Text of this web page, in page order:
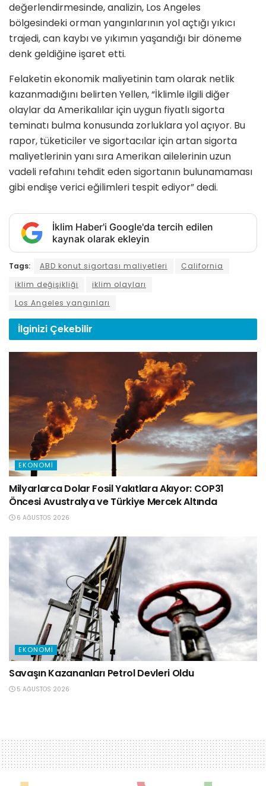
değerlendirmesinde, analizin, Los Angeles
bölgesindeki orman yangınlarının yol açtığı yıkıcı
trajedi, can kaybı ve yıkımın yaşandığı bir döneme
denk geldiğine işaret etti.
Felaketin ekonomik maliyetinin tam olarak netlik
kazanmadığını belirten Yellen, “İklimle ilgili diğer
olaylar da Amerikalılar için uygun fiyatlı sigorta
teminatı bulma konusunda zorluklara yol açıyor. Bu
rapor, tüketiciler ve sigortacılar için artan sigorta
maliyetlerinin yanı sıra Amerikan ailelerinin uzun
vadeli refahını tehdit eden sigortanın bulunamaması
gibi endişe verici eğilimleri tespit ediyor” dedi.
İklim Haber'i Google'da tercih edilen
kaynak olarak ekleyin
Tags: ABD konut sigortası maliyetleri
California
iklim değişikliği
iklim olayları
Los Angeles yangınları
İlginizi Çekebilir
EKONOMI
Milyarlarca Dolar Fosil Yakıtlara Akıyor: COP31
Öncesi Avustralya ve Türkiye Mercek Altında
6 AĞUSTOS 2026
EKONOMI
Savaşın Kazananları Petrol Devleri Oldu
5 AĞUSTOS 2026